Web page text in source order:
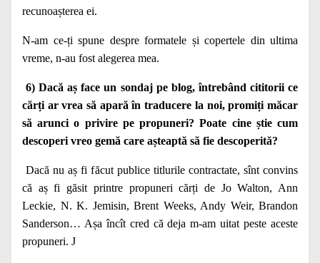
recunoașterea ei.
N-am ce-ți spune despre formatele și copertele din ultima
vreme, n-au fost alegerea mea.
6) Dacă aș face un sondaj pe blog, întrebând cititorii ce
cărți ar vrea să apară în traducere la noi, promiți măcar
să arunci o privire pe propuneri? Poate cine știe cum
descoperi vreo gemă care așteaptă să fie descoperită?
Dacă nu aș fi făcut publice titlurile contractate, sînt convins
că aș fi găsit printre propuneri cărți de Jo Walton, Ann
Leckie, N. K. Jemisin, Brent Weeks, Andy Weir, Brandon
Sanderson… Așa încît cred că deja m-am uitat peste aceste
propuneri. J